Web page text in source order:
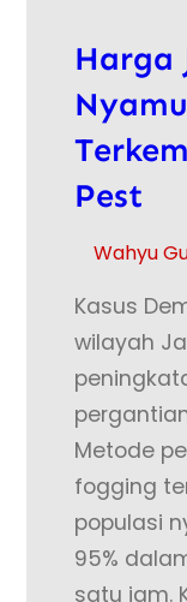
Harga
Pest
Wahyu
Kasus
wilayah
Metode
fogging
populasi
95%
satu jam.